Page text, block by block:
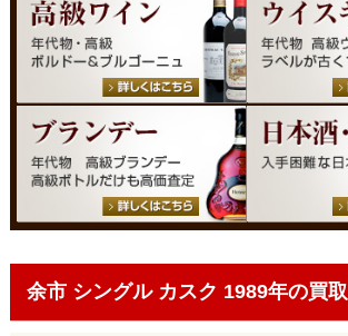
余市 シングル カスク 1989年の買取